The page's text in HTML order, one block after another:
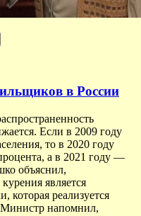
в России
Если в 2009 году
то в 2020 году
а в 2021 году —
объяснил,
является
которая реализуется
Министр напомнил,